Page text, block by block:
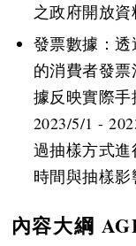
之政府開放資
發票數據：透
的消費者發
據反映實際
2023/5/1 -
過抽樣方式
時間與抽樣影
內容大綱